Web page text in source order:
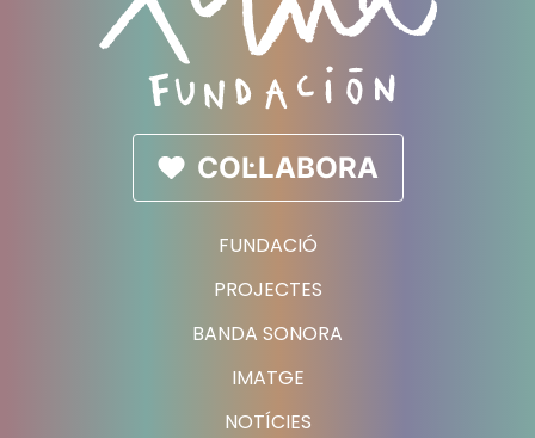
FUNDACIÓ
PROJECTES
BANDA SONORA
IMATGE
NOTÍCIES
COL·LABORA